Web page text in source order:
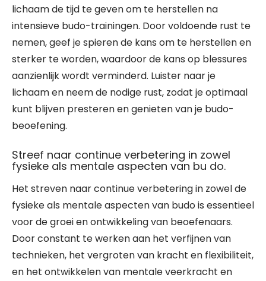
lichaam de tijd te geven om te herstellen na
intensieve budo-trainingen. Door voldoende rust te
nemen, geef je spieren de kans om te herstellen en
sterker te worden, waardoor de kans op blessures
aanzienlijk wordt verminderd. Luister naar je
lichaam en neem de nodige rust, zodat je optimaal
kunt blijven presteren en genieten van je budo-
beoefening.
Streef naar continue verbetering in zowel
fysieke als mentale aspecten van bu do.
Het streven naar continue verbetering in zowel de
fysieke als mentale aspecten van budo is essentieel
voor de groei en ontwikkeling van beoefenaars.
Door constant te werken aan het verfijnen van
technieken, het vergroten van kracht en flexibiliteit,
en het ontwikkelen van mentale veerkracht en